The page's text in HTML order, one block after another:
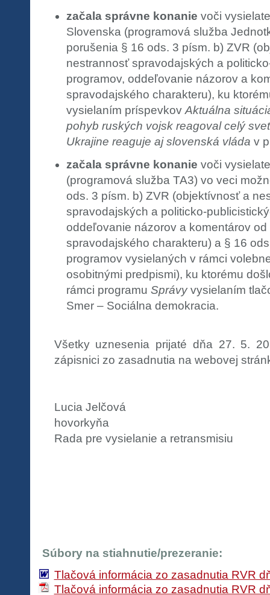
začala správne konanie voči
Slovenska (programová služba
porušenia § 16 ods. 3 písm. b) ZVR
nestrannosť spravodajských a
programov, oddeľovanie názorov a
spravodajského charakteru), ku
vysielaním príspevkov Aktuálna
pohyb ruských vojsk reagoval celý svet
Ukrajine reaguje aj slovenská vláda v
začala správne konanie voči
(programová služba TA3) vo veci
ods. 3 písm. b) ZVR (objektívnosť a
spravodajských a politicko-
oddeľovanie názorov a komentárov od
spravodajského charakteru) a § 16
programov vysielaných v rámci
osobitnými predpismi), ku ktorému
rámci programu Správyvysielaním
Smer – Sociálna demokracia.
Všetky uznesenia prijaté dňa 27. 5.
zápisnici zo zasadnutia na webovej
Lucia Jelčová
hovorkyňa
Rada pre vysielanie a retransmisiu
Súbory na stiahnutie/prezeranie:
Tlačová informácia zo zasadnutia RVR
Tlačová informácia zo zasadnutia RVR